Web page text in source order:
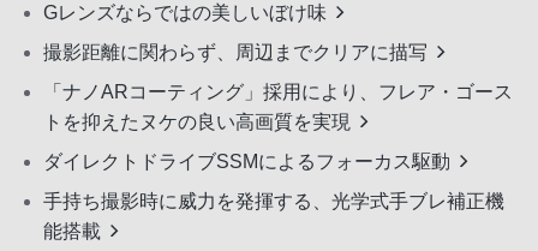
Gレンズならではの美しいぼけ味
撮影距離に関わらず、周辺までクリアに描写
「ナノARコーティング」採用により、フレア・ゴース
トを抑えたヌケの良い高画質を実現
ダイレクトドライブSSMによるフォーカス駆動
手持ち撮影時に威力を発揮する、光学式手ブレ補正機
能搭載